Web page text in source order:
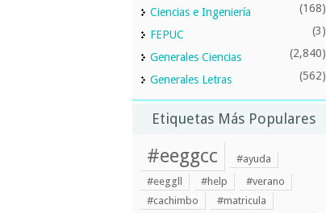
Ciencias e Ingeniería (168)
FEPUC (3)
Generales Ciencias (2,840)
Generales Letras (562)
Etiquetas Más Populares
#eeggcc
#ayuda
#eeggll
#help
#verano
#cachimbo
#matricula